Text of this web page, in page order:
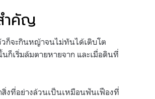
ำคัญ
วก็จะกินหญ้าจนไม่ทันได้เติบโต
ก็เริ่มล้มตายหายจาก และเมื่อดินที่
งที่อย่างล้วนเป็นเหมือนฟันเฟืองที่